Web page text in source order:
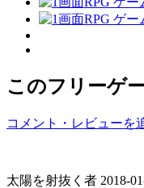
このフリーゲ
コメント・レビューを
太陽を射抜く者 2018-